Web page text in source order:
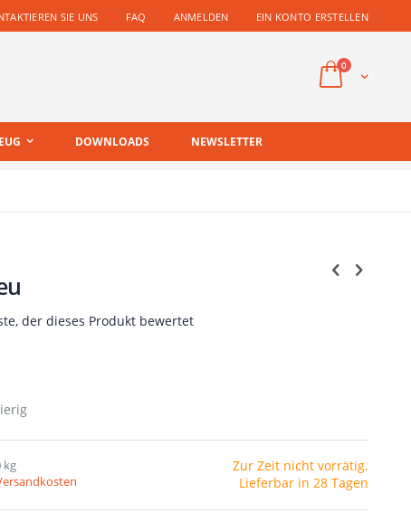
SIE UNS FAQ ANMELDEN EIN KONTO ERSTELLEN
Cart
0Artikel
DOWNLOADS NEWSLETTER
der dieses Produkt bewertet
kg
Zur Zeit nicht vorrätig.
Lieferbar in 28 Tagen